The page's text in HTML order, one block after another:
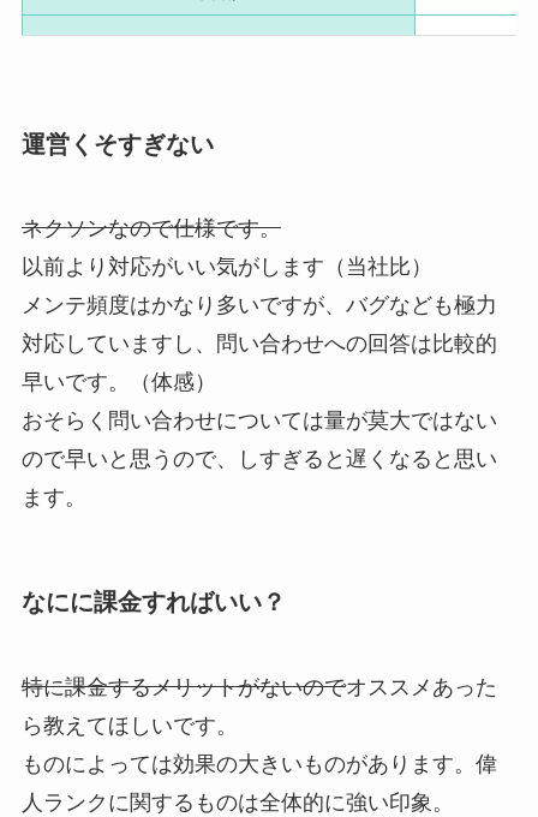
運営くそすぎない
ネクソンなので仕様です。
以前より対応がいい気がします（当社比）
メンテ頻度はかなり多いですが、バグなども極力
対応していますし、問い合わせへの回答は比較的
早いです。（体感）
おそらく問い合わせについては量が莫大ではない
ので早いと思うので、しすぎると遅くなると思い
ます。
なにに課金すればいい？
特に課金するメリットがないのでオススメあった
ら教えてほしいです。
ものによっては効果の大きいものがあります。偉
人ランクに関するものは全体的に強い印象。